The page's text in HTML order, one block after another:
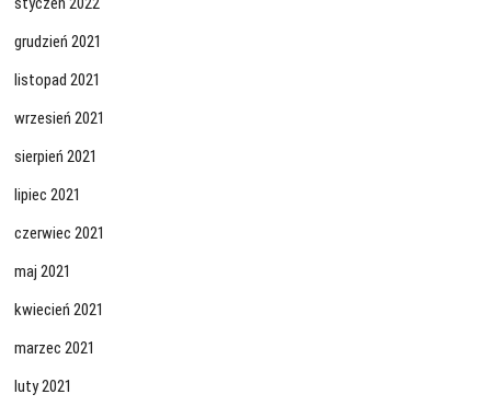
grudzień 2021
listopad 2021
wrzesień 2021
sierpień 2021
lipiec 2021
czerwiec 2021
maj 2021
kwiecień 2021
marzec 2021
luty 2021